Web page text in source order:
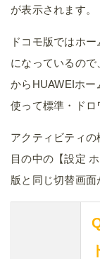
が表示されます。
ドコモ版ではホ
になっているの
からHUAWEIホー
使って標準・ドロ
アクティビティ
目の中の【設定
版と同じ切替画